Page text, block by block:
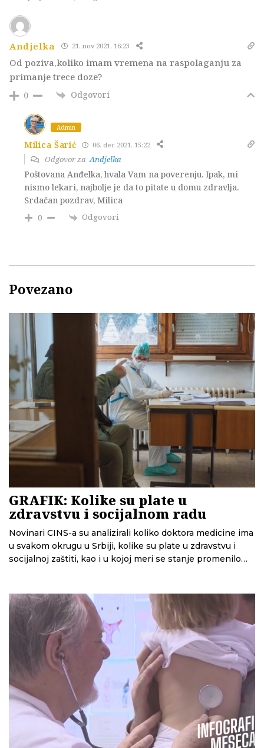
Andjelka 21. nov 2021. 16:23
Od poziva,koliko imam vremena na raspolaganju za
primanje trece doze?
0 Odgovori
Admin
Milica Šarić 06. dec 2021. 15:22
Odgovor zaAndjelka
Poštovana Anđelka, hvala Vam na poverenju. Ipak, mi
nismo lekari, najbolje je da to pitate u domu zdravlja.
Srdačan pozdrav, Milica
0 Odgovori
Povezano
GRAFIK: Kolike su plate u
zdravstvu i socijalnom radu
Novinari CINS-a su analizirali koliko doktora medicine ima
u svakom okrugu u Srbiji, kolike su plate u zdravstvu i
socijalnoj zaštiti, kao i u kojoj meri se stanje promenilo